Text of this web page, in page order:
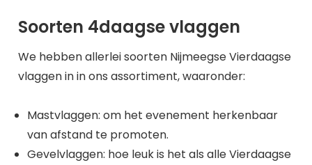
Soorten 4daagse vlaggen
We hebben allerlei soorten Nijmeegse Vierdaagse
vlaggen in in ons assortiment, waaronder:
Mastvlaggen: om het evenement herkenbaar
van afstand te promoten.
Gevelvlaggen: hoe leuk is het als alle Vierdaagse